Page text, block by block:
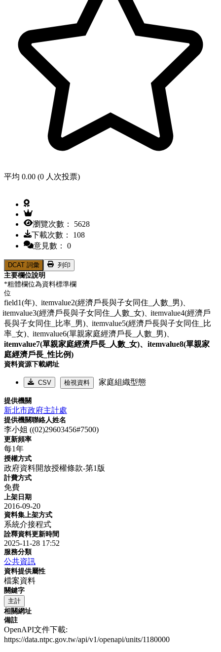
平均 0.00 (0 人次投票)
瀏覽次數： 5628
下載次數： 108
意見數： 0
DCAT 詞彙
列印
主要欄位說明
*粗體欄位為資料標準欄
位
field1(年)、itemvalue2(經濟戶長與子女同住_人數_男)、
itemvalue3(經濟戶長與子女同住_人數_女)、itemvalue4(經濟戶
長與子女同住_比率_男)、itemvalue5(經濟戶長與子女同住_比
率_女)、itemvalue6(單親家庭經濟戶長_人數_男)、
itemvalue7(單親家庭經濟戶長_人數_女)、 itemvalue8(單親家
庭經濟戶長_性比例)
資料資源下載網址
CSV 檢視資料 家庭組織型態
提供機關
新北市政府主計處
提供機關聯絡人姓名
李小姐 ((02)29603456#7500)
更新頻率
每1年
授權方式
政府資料開放授權條款-第1版
計費方式
免費
上架日期
2016-09-20
資料集上架方式
系統介接程式
詮釋資料更新時間
2025-11-28 17:52
服務分類
公共資訊
資料提供屬性
檔案資料
關鍵字
主計
相關網址
備註
OpenAPI文件下載:
https://data.ntpc.gov.tw/api/v1/openapi/units/1180000